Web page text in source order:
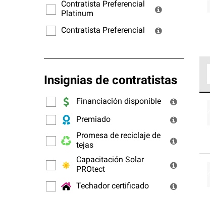
Contratista Preferencial
Platinum
Contratista Preferencial
Insignias de contratistas
Financiación disponible
Premiado
Promesa de reciclaje de
tejas
Capacitación Solar
PROtect
Techador certificado